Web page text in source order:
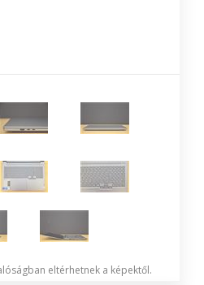
eltérhetnek a képektől.